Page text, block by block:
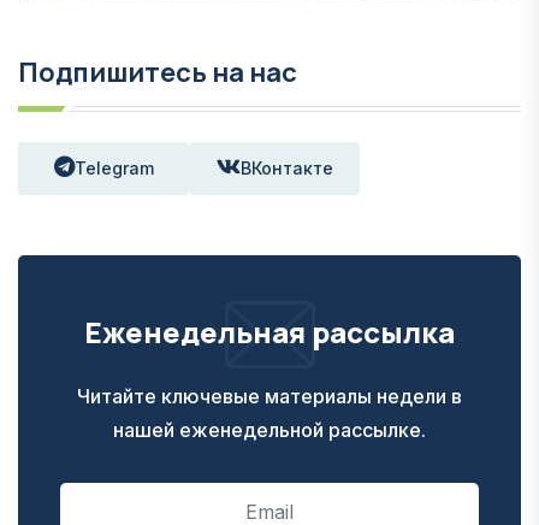
Подпишитесь на нас
Telegram ВКонтакте
Еженедельная рассылка
Читайте ключевые материалы недели в
нашей еженедельной рассылке.